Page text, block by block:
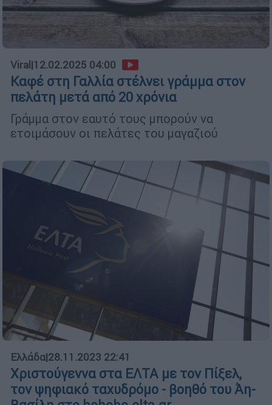
Viral |12.02.2025 04:00
Καφέ στη Γαλλία στέλνει γράμμα στον
πελάτη μετά από 20 χρόνια
Γράμμα στον εαυτό τους μπορούν να
ετοιμάσουν οι πελάτες του μαγαζιού
Ελλάδα|28.11.2023 22:41
Χριστούγεννα στα ΕΛΤΑ με τον Πίξελ,
τον ψηφιακό ταχυδρόμο - βοηθό του Άη-